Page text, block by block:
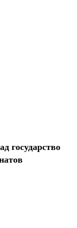
государство